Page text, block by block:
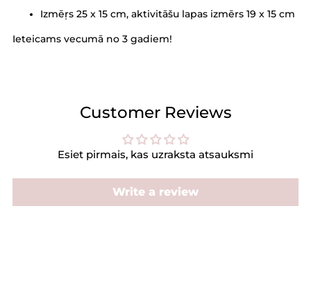
Izmēŗs 25 x 15 cm, aktivitāšu lapas izmērs 19 x 15 cm
Ieteicams vecumā no 3 gadiem­!
Customer Reviews
Esiet pirmais, kas uzraksta atsauksmi
Write a review